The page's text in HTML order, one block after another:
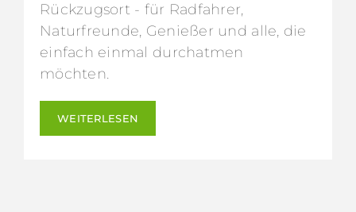
Rückzugsort - für Radfahrer,
Naturfreunde, Genießer und alle, die
einfach einmal durchatmen
möchten.
WEITERLESEN